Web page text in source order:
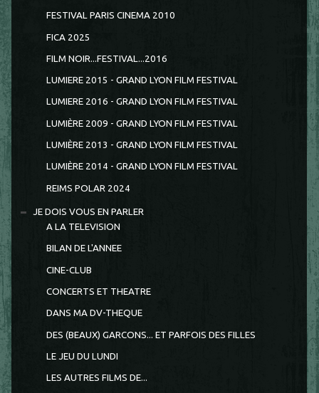
FESTIVAL PARIS CINEMA 2010
FICA 2025
FILM NOIR...FESTIVAL...2016
LUMIERE 2015 - GRAND LYON FILM FESTIVAL
LUMIERE 2016 - GRAND LYON FILM FESTIVAL
LUMIÈRE 2009 - GRAND LYON FILM FESTIVAL
LUMIÈRE 2013 - GRAND LYON FILM FESTIVAL
LUMIÈRE 2014 - GRAND LYON FILM FESTIVAL
REIMS POLAR 2024
JE DOIS VOUS EN PARLER
A LA TELEVISION
BILAN DE L'ANNEE
CINE-CLUB
CONCERTS ET THEATRE
DANS MA DV-THEQUE
DES (BEAUX) GARCONS... ET PARFOIS DES FILLES
LE JEU DU LUNDI
LES AUTRES FILMS DE...